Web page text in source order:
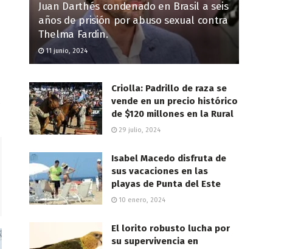
Juan Darthés condenado en Brasil a seis
años de prisión por abuso sexual contra
Thelma Fardin.
11 junio, 2024
Criolla: Padrillo de raza se
vende en un precio histórico
de $120 millones en la Rural
29 julio, 2024
Isabel Macedo disfruta de
sus vacaciones en las
playas de Punta del Este
10 enero, 2024
El lorito robusto lucha por
su supervivencia en